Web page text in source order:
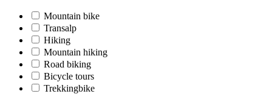
Mountain bike
Transalp
Hiking
Mountain hiking
Road biking
Bicycle tours
Trekkingbike